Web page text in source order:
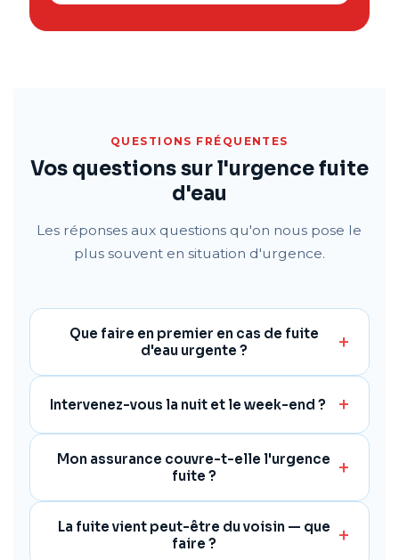
QUESTIONS FRÉQUENTES
Vos questions sur l'urgence fuite
d'eau
Les réponses aux questions qu'on nous pose le
plus souvent en situation d'urgence.
Que faire en premier en cas de fuite
d'eau urgente ?
Intervenez-vous la nuit et le week-end ?
Mon assurance couvre-t-elle l'urgence
fuite ?
La fuite vient peut-être du voisin — que
faire ?